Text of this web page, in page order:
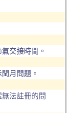
交接時間。
月問題。
法註冊的問